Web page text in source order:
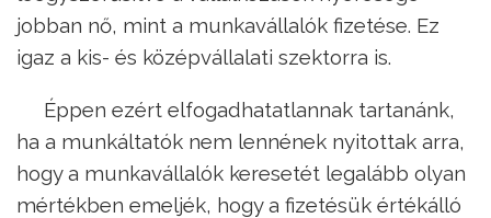
jobban nő, mint a munkavállalók fizetése. Ez
igaz a kis- és középvállalati szektorra is.
Éppen ezért elfogadhatatlannak tartanánk,
ha a munkáltatók nem lennének nyitottak arra,
hogy a munkavállalók keresetét legalább olyan
mértékben emeljék, hogy a fizetésük értékálló